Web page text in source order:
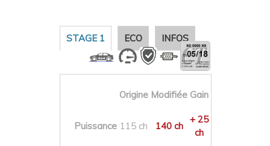
STAGE 1 ECO INFOS
Origine Modifiée Gain
Puissance 115 ch 140 ch
+ 25
ch